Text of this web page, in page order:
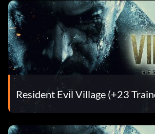
Resident Evil Village (+23